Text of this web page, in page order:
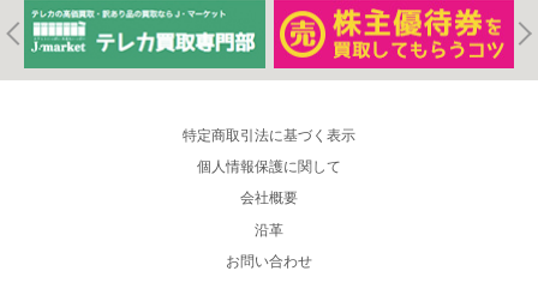
特定商取引法に基づく表示
個人情報保護に関して
会社概要
沿革
お問い合わせ